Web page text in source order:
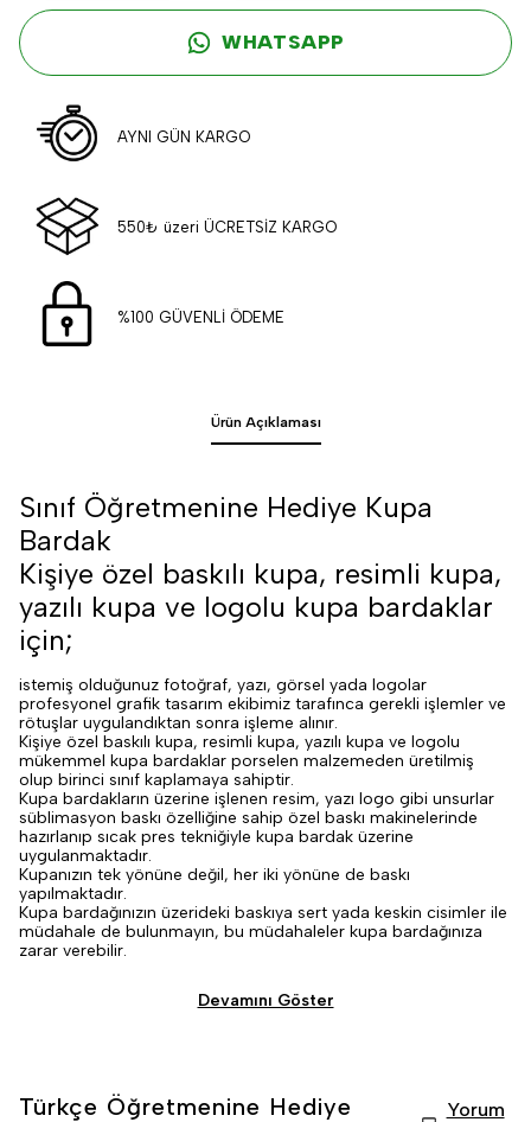
WHATSAPP
AYNI GÜN KARGO
550₺ üzeri ÜCRETSİZ KARGO
%100 GÜVENLİ ÖDEME
Ürün Açıklaması
Sınıf Öğretmenine Hediye Kupa
Bardak
Kişiye özel baskılı kupa, resimli kupa,
yazılı kupa ve logolu kupa bardaklar
için;
istemiş olduğunuz fotoğraf, yazı, görsel yada logolar
profesyonel grafik tasarım ekibimiz tarafınca gerekli işlemler ve
rötuşlar uygulandıktan sonra işleme alınır.
Kişiye özel baskılı kupa, resimli kupa, yazılı kupa ve logolu
mükemmel kupa bardaklar porselen malzemeden üretilmiş
olup birinci sınıf kaplamaya sahiptir.
Kupa bardakların üzerine işlenen resim, yazı logo gibi unsurlar
süblimasyon baskı özelliğine sahip özel baskı makinelerinde
hazırlanıp sıcak pres tekniğiyle kupa bardak üzerine
uygulanmaktadır.
Kupanızın tek yönüne değil, her iki yönüne de baskı
yapılmaktadır.
Kupa bardağınızın üzerideki baskıya sert yada keskin cisimler ile
müdahale de bulunmayın, bu müdahaleler kupa bardağınıza
zarar verebilir.
Devamını Göster
Türkçe Öğretmenine Hediye
Yorum